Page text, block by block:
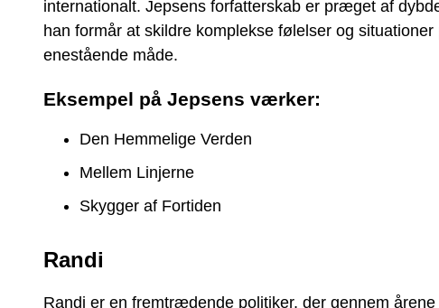
internationalt. Jepsens forfatterskab er præget af
han formår at skildre komplekse følelser og situationer
enestående måde.
Eksempel på Jepsens værker:
Den Hemmelige Verden
Mellem Linjerne
Skygger af Fortiden
Randi
Randi er en fremtrædende politiker, der gennem